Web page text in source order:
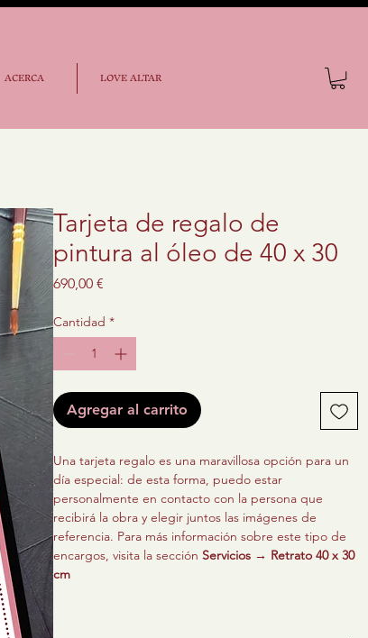
ACERCA LOVE ALTAR
Tarjeta de regalo de
pintura al óleo de 40 x 30
690,00 €Precio
Cantidad *
Agregar al carrito
Una tarjeta regalo es una maravillosa opción para un
día especial: de esta forma, puedo estar
personalmente en contacto con la persona que
recibirá la obra y elegir juntos las imágenes de
referencia. Para más información sobre este tipo de
encargos, visita la sección Servicios → Retrato 40 x 30
cm